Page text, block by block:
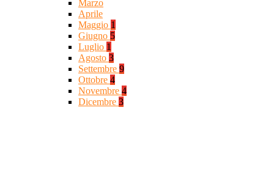
Marzo
Aprile
Maggio 1
Giugno 5
Luglio 1
Agosto 3
Settembre 9
Ottobre 4
Novembre 4
Dicembre 3